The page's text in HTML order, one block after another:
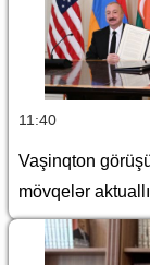
11:40
Vaşinqton
mövqelər